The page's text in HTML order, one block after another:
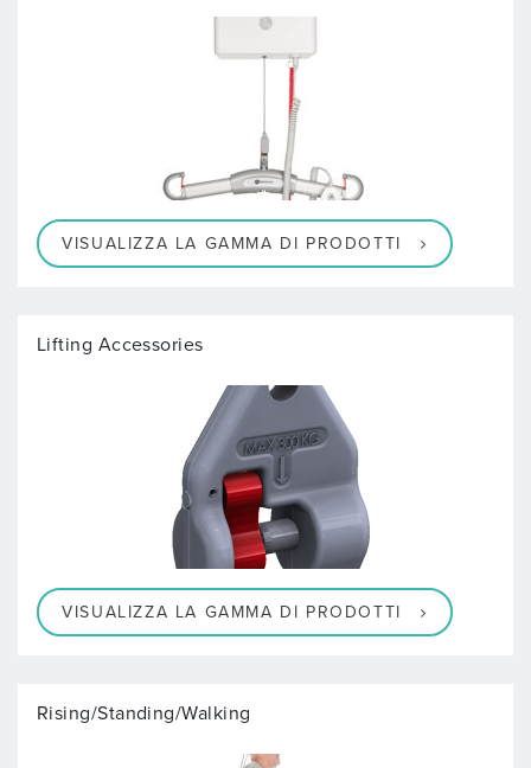
VISUALIZZA LA GAMMA DI PRODOTTI
Lifting Accessories
VISUALIZZA LA GAMMA DI PRODOTTI
Rising/Standing/Walking